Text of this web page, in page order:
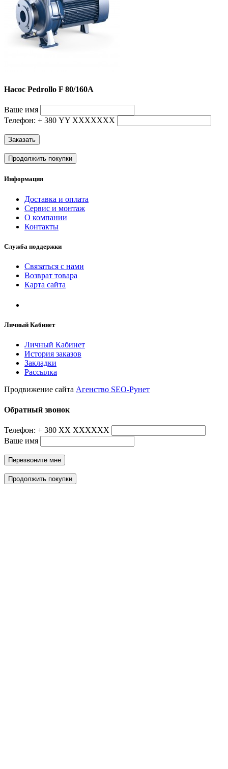
Насос Pedrollo F 80/160A
Ваше имя
Телефон: + 380 YY ХХХХХХХ
Заказать
Продолжить покупки
Информация
Доставка и оплата
Сервис и монтаж
О компании
Контакты
Служба поддержки
Связаться с нами
Возврат товара
Карта сайта
Личный Кабинет
Личный Кабинет
История заказов
Закладки
Рассылка
Продвижение сайта Агенство SEO-Рунет
Обратный звонок
Телефон: + 380 ХХ ХХХХХХ
Ваше имя
Перезвоните мне
Продолжить покупки